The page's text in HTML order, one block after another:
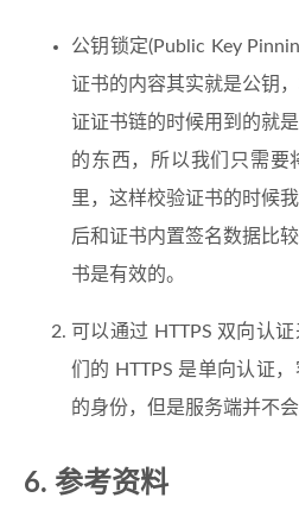
公钥锁定(Public Key
证书的内容其实就是公钥
证证书链的时候用到的就
的东西，所以我们只需要
里，这样校验证书的时候
后和证书内置签名数据比
书是有效的。
可以通过 HTTPS 双向认
们的 HTTPS 是单向认证
的身份，但是服务端并不
6. 参考资料